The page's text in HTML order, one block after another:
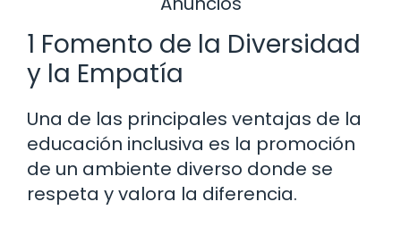
1 Fomento de la Diversidad
y la Empatía
Una de las principales ventajas de la
educación inclusiva es la promoción
de un ambiente diverso donde se
respeta y valora la diferencia.